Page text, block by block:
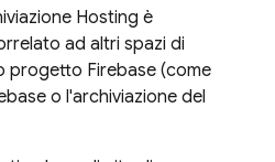
Hosting è
ad altri spazi di
progetto Firebase (come
o l'archiviazione del